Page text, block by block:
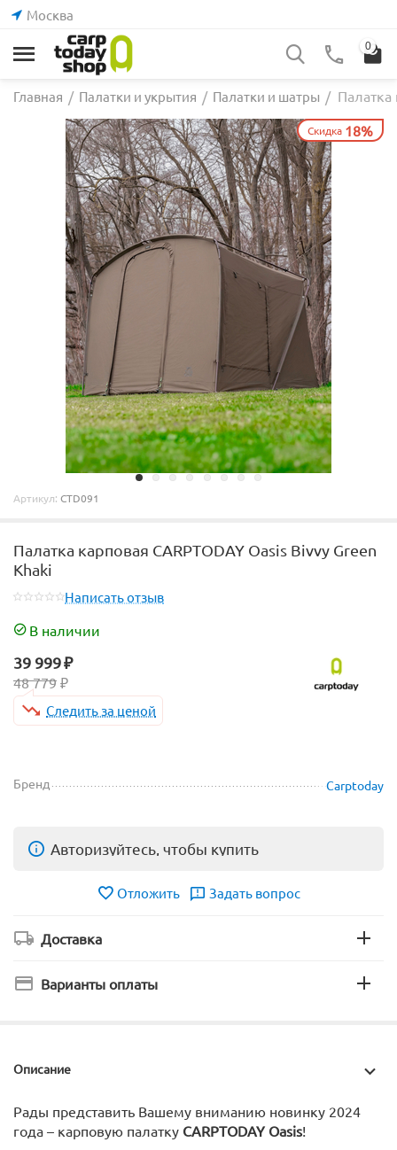
Москва
0
Главная / Палатки и укрытия / Палатки и шатры / Палатка
Скидка 18%
Артикул: CTD091
Палатка карповая CARPTODAY Oasis Bivvy Green
Khaki
Написать отзыв
В наличии
39 999₽
48 779 ₽
Следить за ценой
Бренд Carptoday
Авторизуйтесь, чтобы купить
Отложить Задать вопрос
Доставка
Варианты оплаты
Описание
Рады представить Вашему вниманию новинку 2024
года – карповую палатку CARPTODAY Oasis!